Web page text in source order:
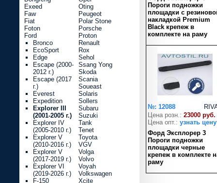
Пороги подножки
площадки с
накладкой Premium
Black крепеж в
комплекте на раму
№: 12088
Цена розн.: 23000 руб.
Цена опт.: узнать цену
Форд Эксплорер 3
Пороги подножки
площадки черные
крепеж в комплекте
раму
Exeed
Faw
Fiat
Foton
Ford
Bronco
EcoSport
Edge
Escape (2000-
2012 г.)
Escape (2017
г.)
Everest
Expedition
Explorer III
(2001-2005 г.)
Explorer IV
(2005-2010 г.)
Explorer V
(2010-2016 г.)
Explorer V
(2017-2019 г.)
Explorer VI
(2019-2026 г.)
F-150
Oting
Peugeot
Polar Stone
Porsche
Proton
Renault
Rox
Sehol
Ssang Yong
Skoda
Scania
Soueast
Solaris
Sollers
Subaru
Suzuki
Tank
Tenet
Toyota
VGV
Volga
Volvo
Voyah
Volkswagen
Xcite